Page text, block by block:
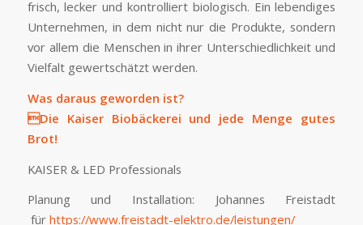
frisch, lecker und kontrolliert biologisch. Ein lebendiges
Unternehmen, in dem nicht nur die Produkte, sondern
vor allem die Menschen in ihrer Unterschiedlichkeit und
Vielfalt gewertschätzt werden.
Was daraus geworden ist?
Die Kaiser Biobäckerei und jede Menge gutes
Brot!
KAISER & LED Professionals
Planung und Installation: Johannes Freistadt
für https://www.freistadt-elektro.de/leistungen/